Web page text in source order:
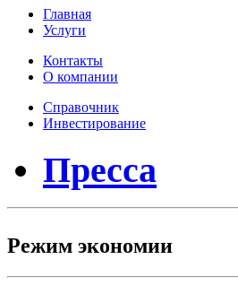
Главная
Услуги
Контакты
О компании
Справочник
Инвестирование
Пресса
Режим экономии